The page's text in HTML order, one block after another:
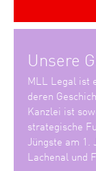
Unsere
MLL Legal ist
deren
Kanzlei ist
strategische
Jüngste am 1.
Lachenal und